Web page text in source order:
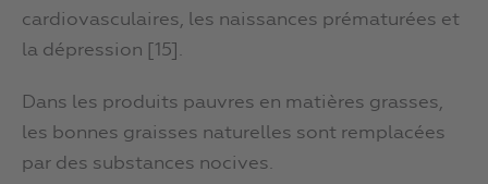
cardiovasculaires, les naissances prématurées et
la dépression [15].
Dans les produits pauvres en matières grasses,
les bonnes graisses naturelles sont remplacées
par des substances nocives.